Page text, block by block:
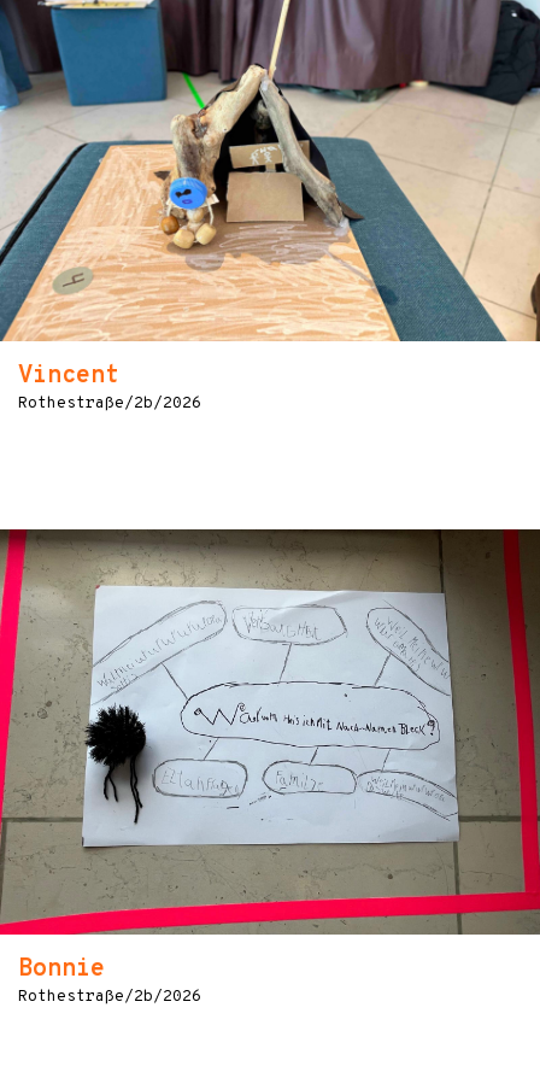
Vincent
Rothestraße/2b/2026
Bonnie
Rothestraße/2b/2026